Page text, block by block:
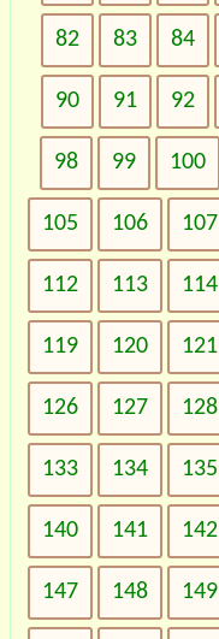
82 83 84
90 91 92
98 99 100
105 106 107
112 113 114
119 120 121
126 127 128
133 134 135
140 141 142
147 148 149